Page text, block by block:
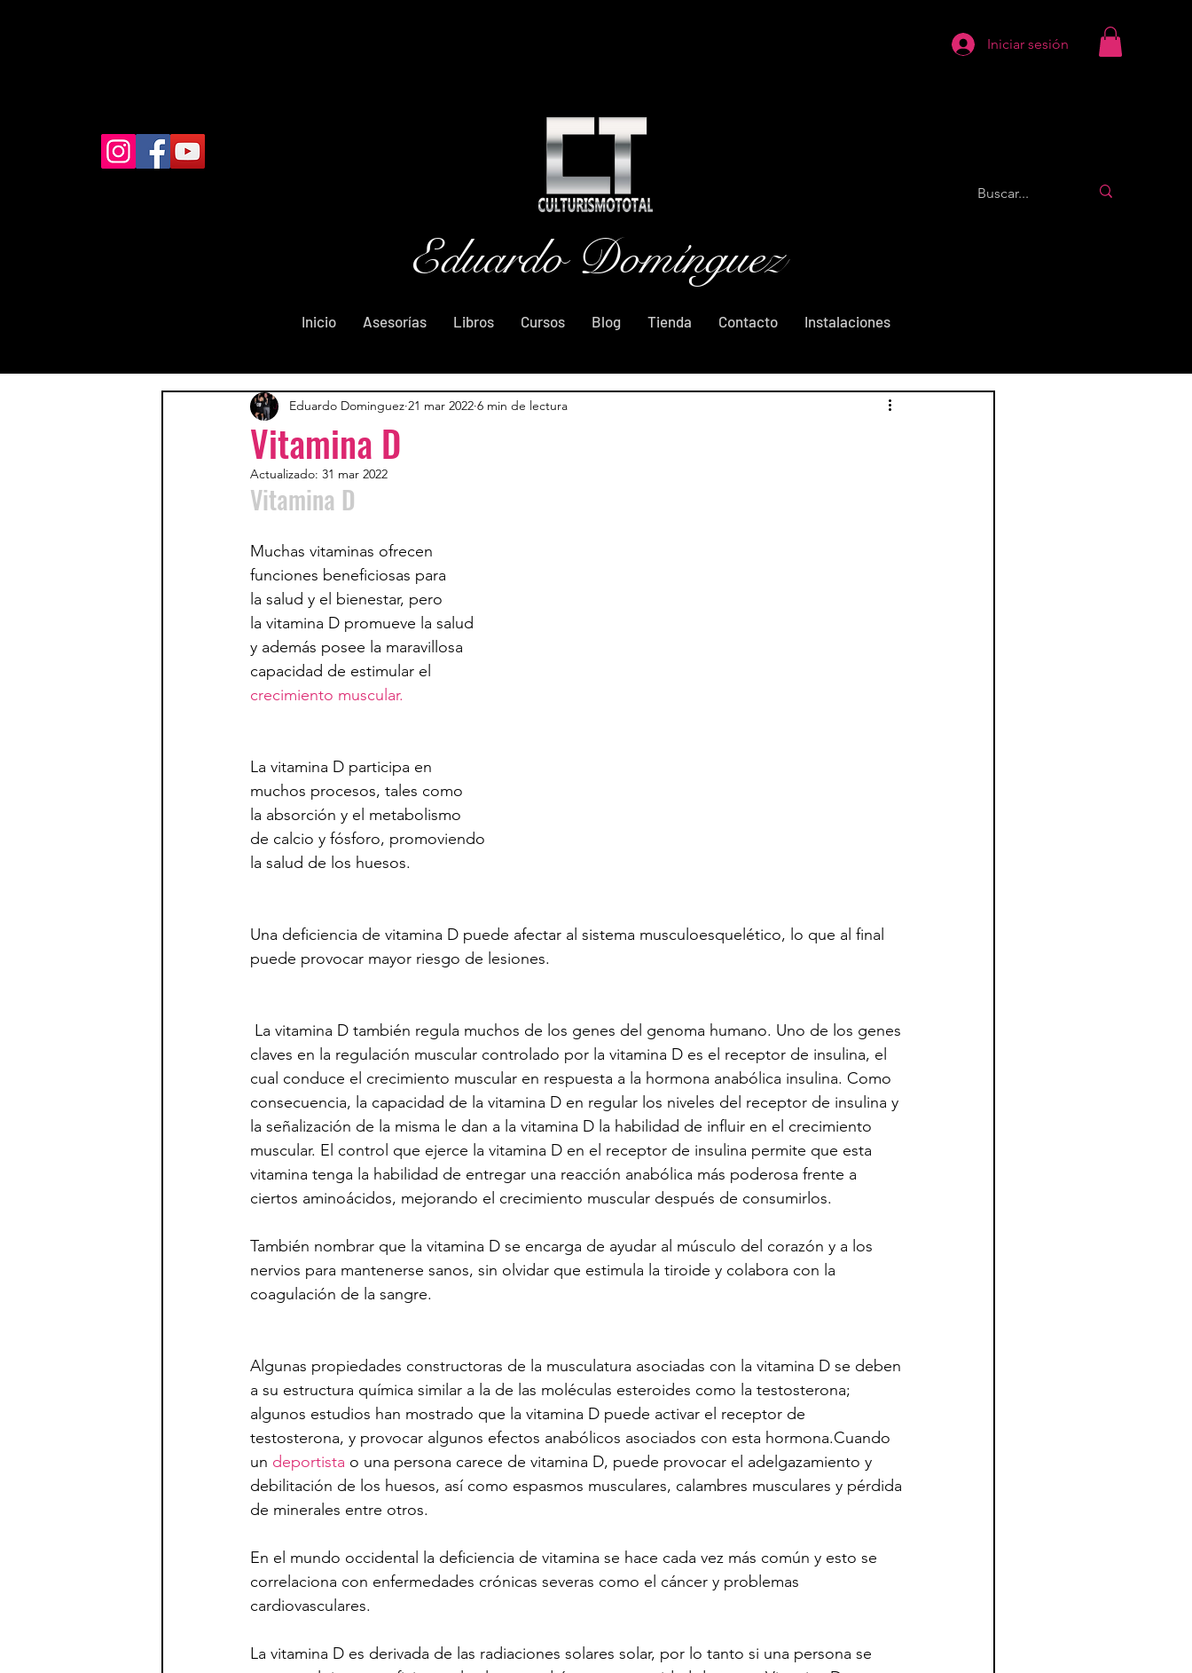
Iniciar sesión
Eduardo Domínguez
Inicio Asesorías Libros Cursos Blog Tienda Contacto Instalaciones
Vitamina D
Eduardo Dominguez 21 mar 2022 6 min de lectura
Actualizado: 31 mar 2022
Vitamina D
Muchas vitaminas ofrecen
funciones beneficiosas para
la salud y el bienestar, pero
la vitamina D promueve la salud
y además posee la maravillosa
capacidad de estimular el
crecimiento muscular.
La vitamina D participa en
muchos procesos, tales como
la absorción y el metabolismo
de calcio y fósforo, promoviendo
la salud de los huesos.
Una deficiencia de vitamina D puede afectar al sistema musculoesquelético, lo que al final
puede provocar mayor riesgo de lesiones.
claves en la regulación muscular controlado por la vitamina D es el receptor de insulina, el
cual conduce el crecimiento muscular en respuesta a la hormona anabólica insulina. Como
consecuencia, la capacidad de la vitamina D en regular los niveles del receptor de insulina y
la señalización de la misma le dan a la vitamina D la habilidad de influir en el crecimiento
muscular. El control que ejerce la vitamina D en el receptor de insulina permite que esta
vitamina tenga la habilidad de entregar una reacción anabólica más poderosa frente a
ciertos aminoácidos, mejorando el crecimiento muscular después de consumirlos.
También nombrar que la vitamina D se encarga de ayudar al músculo del corazón y a los
nervios para mantenerse sanos, sin olvidar que estimula la tiroide y colabora con la
coagulación de la sangre.
Algunas propiedades constructoras de la musculatura asociadas con la vitamina D se deben
a su estructura química similar a la de las moléculas esteroides como la testosterona;
algunos estudios han mostrado que la vitamina D puede activar el receptor de
testosterona, y provocar algunos efectos anabólicos asociados con esta hormona.Cuando
un deportista o una persona carece de vitamina D, puede provocar el adelgazamiento y
debilitación de los huesos, así como espasmos musculares, calambres musculares y pérdida
de minerales entre otros.
En el mundo occidental la deficiencia de vitamina se hace cada vez más común y esto se
correlaciona con enfermedades crónicas severas como el cáncer y problemas
cardiovasculares.
La vitamina D es derivada de las radiaciones solares solar, por lo tanto si una persona se